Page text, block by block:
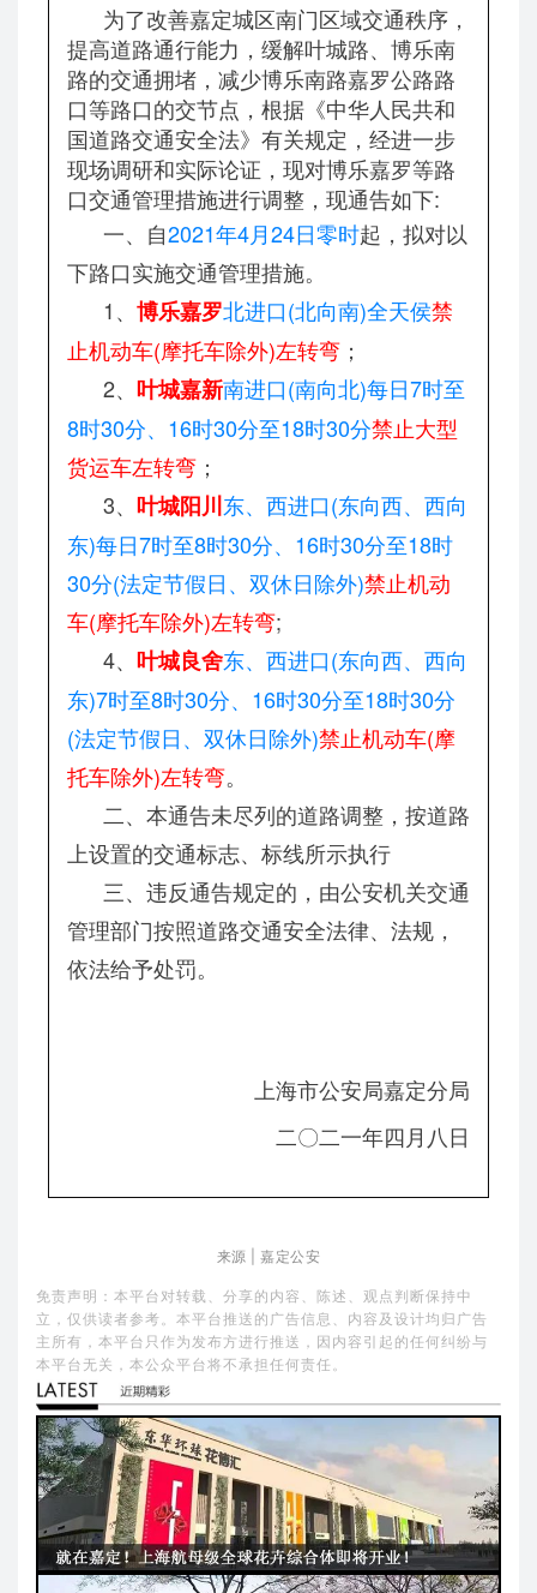
为了改善嘉定城区南门区域交通秩序，
提高道路通行能力，缓解叶城路、博乐南
路的交通拥堵，减少博乐南路嘉罗公路路
口等路口的交节点，根据《中华人民共和
国道路交通安全法》有关规定，经进一步
现场调研和实际论证，现对博乐嘉罗等路
口交通管理措施进行调整，现通告如下:
一、自2021年4月24日零时起，拟对以
下路口实施交通管理措施。
1、 博乐嘉罗北进口(北向南)全天侯禁
止机动车(摩托车除外)左转弯 ；
2、 叶城嘉新南进口(南向北)每日7时至
8时30分、16时30分至18时30分禁止大型
货运车左转弯 ；
3、 叶城阳川东、西进口(东向西、西向
东)每日7时至8时30分、16时30分至18时
30分(法定节假日、双休日除外)禁止机动
车(摩托车除外)左转弯;
4、 叶城良舍东、西进口(东向西、西向
东)7时至8时30分、16时30分至18时30分
(法定节假日、双休日除外)禁止机动车(摩
托车除外)左转弯。
二、本通告未尽列的道路调整，按道路
上设置的交通标志、标线所示执行
三、违反通告规定的，由公安机关交通
管理部门按照道路交通安全法律、法规，
依法给予处罚。
上海市公安局嘉定分局
二〇二一年四月八日
来源 | 嘉定公安
免责声明：本平台对转载、分享的内容、陈述、观点判断保持中
立，仅供读者参考。本平台推送的广告信息、内容及设计均归广告
主所有，本平台只作为发布方进行推送，因内容引起的任何纠纷与
本平台无关，本公众平台将不承担任何责任。